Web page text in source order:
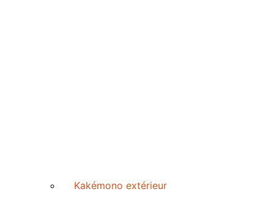
Kakémono extérieur